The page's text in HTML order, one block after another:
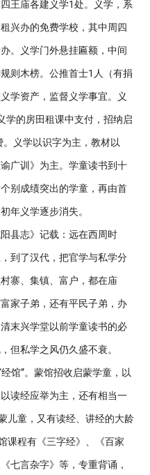
庙各建义学1处。义学，系
兴办的免费学校，其中周四
。义学门外悬挂匾额，中间
则木榜。公推首士1人（有捐
学资产，监督义学事宜。义
学的房田租课中支付，招纳启
义学以识字为主，教材以
广训》为主。学童读书到十
别成绩突出的学童，再由首
年义学逐步消失。
志》记载：远在西周时
到了汉代，把官学与私学分
寨、集镇、富户，都在庙
家子弟，还有平民子弟，办
末兴学堂以前学童读书的必
但私学之风仍久盛不衰。
馆”。蒙馆招收启蒙学童，以
读经应举为主，还有相当一
儿童，又有读经、讲经的大龄
课程有《三字经》、《百家
七言杂字》等，专重背诵，